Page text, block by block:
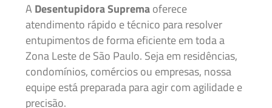
A Desentupidora Supremaoferece
atendimento rápido e técnico para resolver
entupimentos de forma eficiente em toda a
Zona Leste de São Paulo. Seja em residências,
condomínios, comércios ou empresas, nossa
equipe está preparada para agir com agilidade e
precisão.